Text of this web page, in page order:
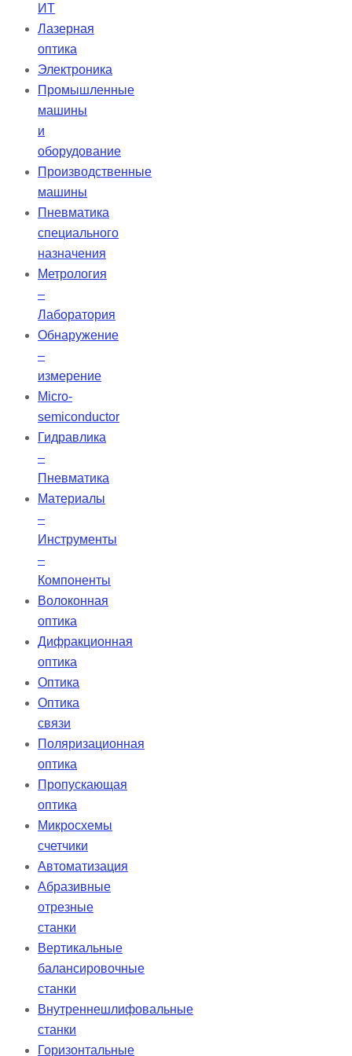
ИТ
Лазерная
оптика
Электроника
Промышленные
машины
и
оборудование
Производственные
машины
Пневматика
специального
назначения
Метрология
–
Лаборатория
Обнаружение
–
измерение
Micro-
semiconductor
Гидравлика
–
Пневматика
Материалы
–
Инструменты
–
Компоненты
Волоконная
оптика
Дифракционная
оптика
Оптика
Оптика
связи
Поляризационная
оптика
Пропускающая
оптика
Микросхемы
счетчики
Автоматизация
Абразивные
отрезные
станки
Вертикальные
балансировочные
станки
Внутреннешлифовальные
станки
Горизонтальные